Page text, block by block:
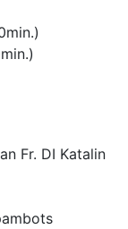
Fr. DI Katalin